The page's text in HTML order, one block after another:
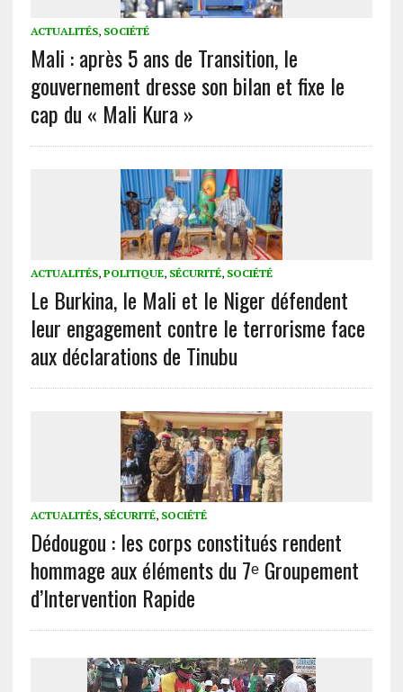
ACTUALITÉS, SOCIÉTÉ
Mali : après 5 ans de Transition, le
gouvernement dresse son bilan et fixe le
cap du « Mali Kura »
ACTUALITÉS, POLITIQUE, SÉCURITÉ, SOCIÉTÉ
Le Burkina, le Mali et le Niger défendent
leur engagement contre le terrorisme face
aux déclarations de Tinubu
ACTUALITÉS, SÉCURITÉ, SOCIÉTÉ
Dédougou : les corps constitués rendent
hommage aux éléments du 7ᵉ Groupement
d’Intervention Rapide